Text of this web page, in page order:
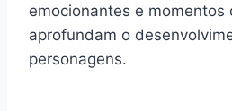
emocionantes e momentos
aprofundam o
personagens.